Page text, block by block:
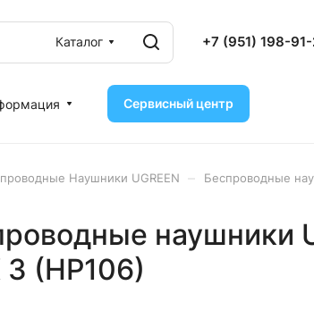
Каталог +7 (951) 198-
Сервисный центр
Наушники UGREEN Беспроводные
наушники
3 (HP106)